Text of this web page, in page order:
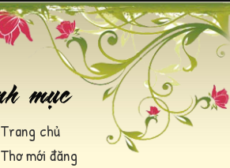
Trang chủ
Thơ mới đăng